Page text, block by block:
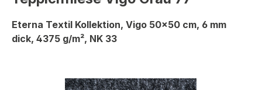
Eterna Textil Kollektion, Vigo 50x50 cm, 6 mm
dick, 4375 g/m², NK 33
Bildergalerie überspringen